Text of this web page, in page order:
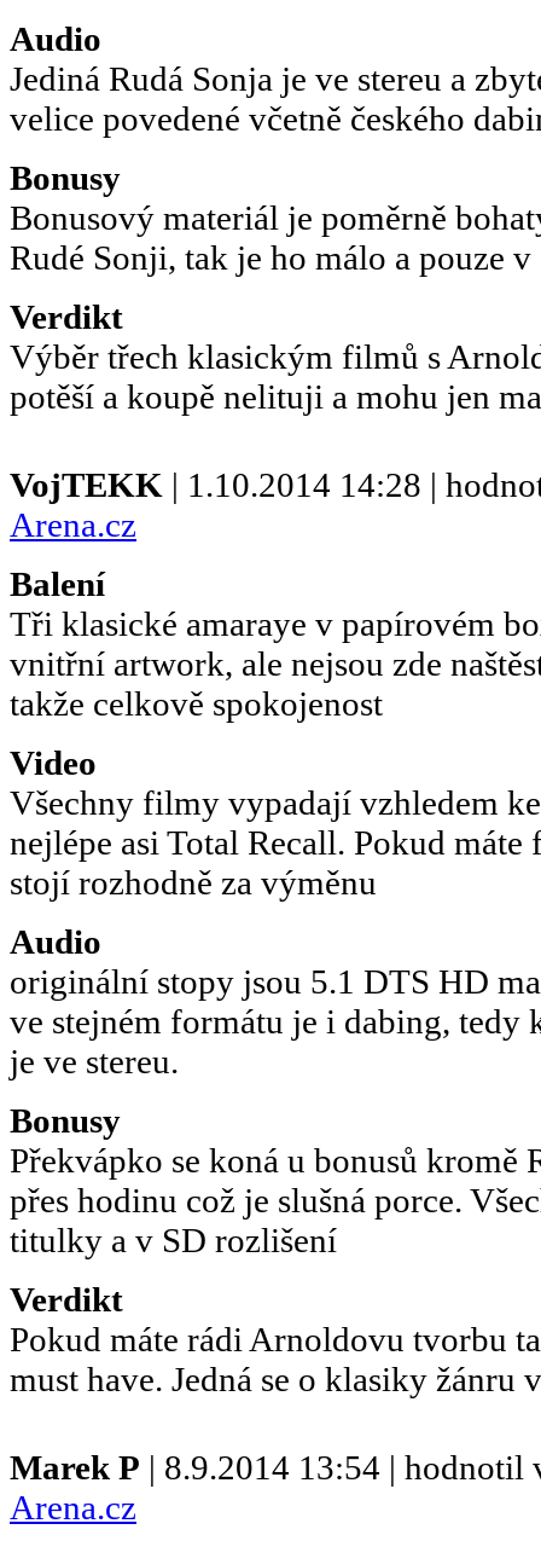
Audio
Jediná Rudá Sonja je ve stereu a
velice povedené včetně českého
Bonusy
Bonusový materiál je poměrně
Rudé Sonji, tak je ho málo a pouze
Verdikt
Výběr třech klasickým filmů s
potěší a koupě nelituji a mohu jen
VojTEKK | 1.10.2014 14:28 |
Arena.cz
Balení
Tři klasické amaraye v papírovém
vnitřní artwork, ale nejsou zde
takže celkově spokojenost
Video
Všechny filmy vypadají vzhledem
nejlépe asi Total Recall. Pokud
stojí rozhodně za výměnu
Audio
originální stopy jsou 5.1 DTS HD
ve stejném formátu je i dabing, tedy
je ve stereu.
Bonusy
Překvápko se koná u bonusů kromě
přes hodinu což je slušná porce.
titulky a v SD rozlišení
Verdikt
Pokud máte rádi Arnoldovu tvorbu
must have. Jedná se o klasiky žánru
Marek P | 8.9.2014 13:54 | hodnotil
Arena.cz